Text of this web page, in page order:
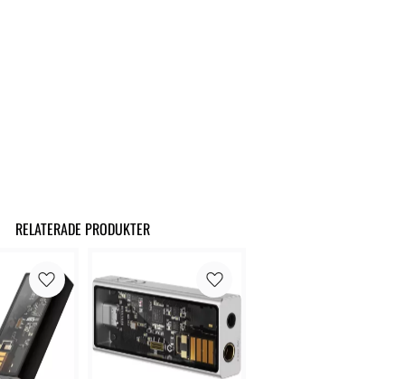
RELATERADE PRODUKTER
Lägg till i favoriter Lägg till i favoriter